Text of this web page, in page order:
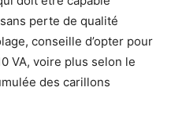
perte de qualité
conseille d’opter pour
VA, voire plus selon le
des carillons